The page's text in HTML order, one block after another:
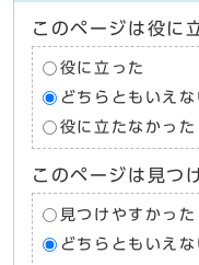
このページは役に
役に立った
どちらともいえな
役に立たなかった
このページは見つ
見つけやすかった
どちらともいえな